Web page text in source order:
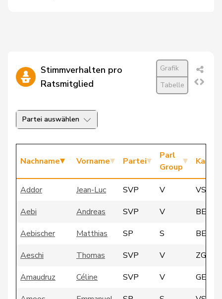
Stimmverhalten pro
Ratsmitglied
Grafik
Tabelle
Partei auswählen
Nachname Vorname Partei
Parl
Group
Addor Jean-Luc SVP V
VS
Aebi
Andreas SVP V
BE
Aebischer
Matthias SP S
BE
Aeschi
Thomas SVP V
ZG
Amaudruz
Céline SVP V
GE